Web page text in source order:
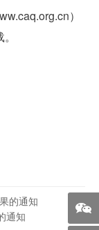
）
的通知
通知